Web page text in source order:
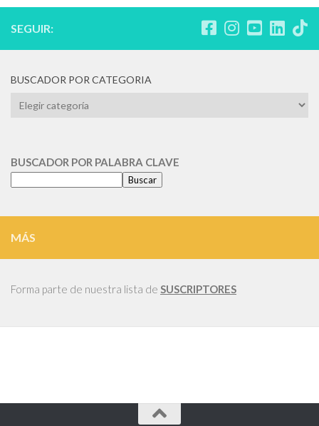
SEGUIR:
BUSCADOR POR CATEGORIA
BUSCADOR
BUSCADOR POR PALABRA CLAVE
Buscar
MÁS
Forma parte de nuestra lista de SUSCRIPTORES